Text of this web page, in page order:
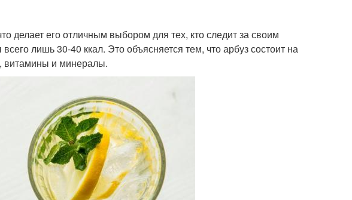
делает его отличным выбором для тех, кто следит за своим
лишь 30-40 ккал. Это объясняется тем, что арбуз состоит на
витамины и минералы.